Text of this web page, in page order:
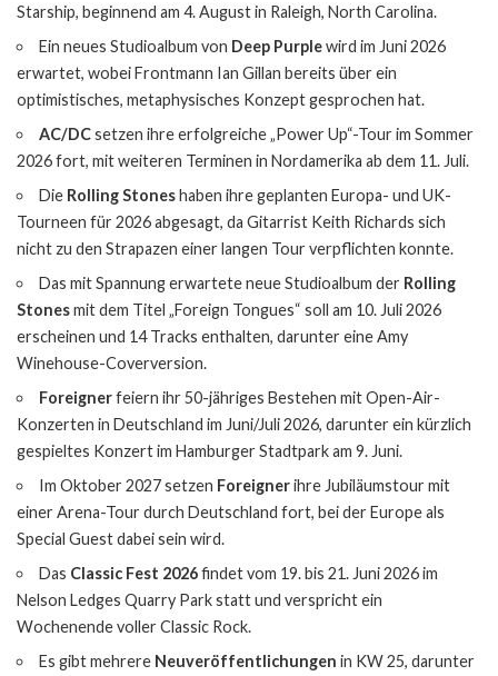
Starship, beginnend am 4. August in Raleigh, North Carolina.
Ein neues Studioalbum von Deep Purplewird im Juni 2026
erwartet, wobei Frontmann Ian Gillan bereits über ein
optimistisches, metaphysisches Konzept gesprochen hat.
AC/DCsetzen ihre erfolgreiche „Power Up“-Tour im Sommer
2026 fort, mit weiteren Terminen in Nordamerika ab dem 11. Juli.
Die Rolling Stoneshaben ihre geplanten Europa- und UK-
Tourneen für 2026 abgesagt, da Gitarrist Keith Richards sich
nicht zu den Strapazen einer langen Tour verpflichten konnte.
Das mit Spannung erwartete neue Studioalbum der Rolling
Stonesmit dem Titel „Foreign Tongues“ soll am 10. Juli 2026
erscheinen und 14 Tracks enthalten, darunter eine Amy
Winehouse-Coverversion.
Foreignerfeiern ihr 50-jähriges Bestehen mit Open-Air-
Konzerten in Deutschland im Juni/Juli 2026, darunter ein kürzlich
gespieltes Konzert im Hamburger Stadtpark am 9. Juni.
Im Oktober 2027 setzen Foreignerihre Jubiläumstour mit
einer Arena-Tour durch Deutschland fort, bei der Europe als
Special Guest dabei sein wird.
Das Classic Fest 2026findet vom 19. bis 21. Juni 2026 im
Nelson Ledges Quarry Park statt und verspricht ein
Wochenende voller Classic Rock.
Es gibt mehrere Neuveröffentlichungen in KW 25, darunter